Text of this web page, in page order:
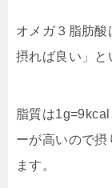
オメガ３脂肪酸
摂れば良い」と
脂質は
ーが高いので
ます。